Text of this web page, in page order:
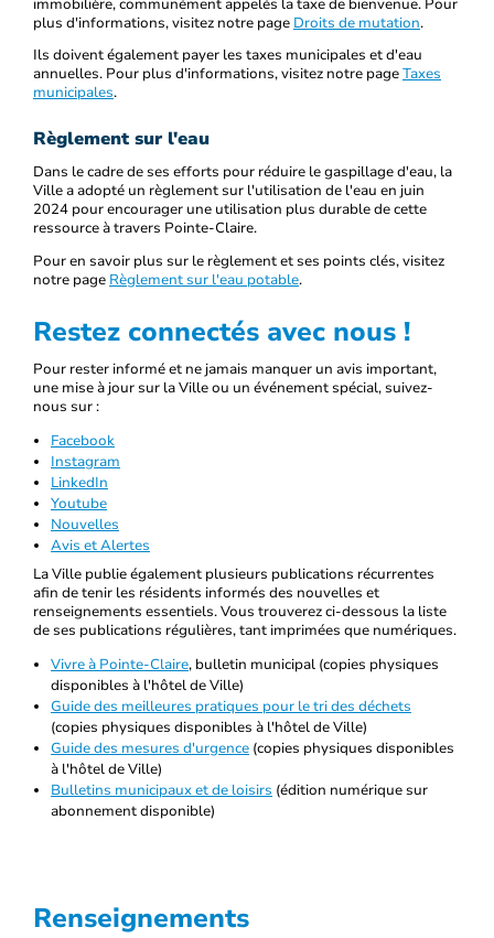
plus d'informations, visitez notre page Droits de mutation.
Ils doivent également payer les taxes municipales et d'eau
annuelles. Pour plus d'informations, visitez notre pageTaxes
municipales.
Règlement sur l'eau
Dans le cadre de ses efforts pour réduire le gaspillage d'eau, la
Ville a adopté un règlement sur l'utilisation de l'eau en juin
2024 pour encourager une utilisation plus durable de cette
ressource à travers Pointe-Claire.
Pour en savoir plus sur le règlement et ses points clés, visitez
notre page Règlement sur l'eau potable.
Restez connectés avec nous !
Pour rester informé et ne jamais manquer un avis important,
une mise à jour sur la Ville ou un événement spécial, suivez-
nous sur :
Facebook
Instagram
LinkedIn
Youtube
Nouvelles
Avis et Alertes
La Ville publie également plusieurs publications récurrentes
afin de tenir les résidents informés des nouvelles et
renseignements essentiels. Vous trouverez ci-dessous la liste
de ses publications régulières, tant imprimées que numériques.
Vivre à Pointe-Claire, bulletin municipal (copies physiques
disponibles à l'hôtel de Ville)
Guide des meilleures pratiques pour le tri des déchets
(copies physiques disponibles à l'hôtel de Ville)
Guide des mesures d'urgence (copies physiques disponibles
à l'hôtel de Ville)
Bulletins municipaux et de loisirs (édition numérique sur
abonnement disponible)
Renseignements